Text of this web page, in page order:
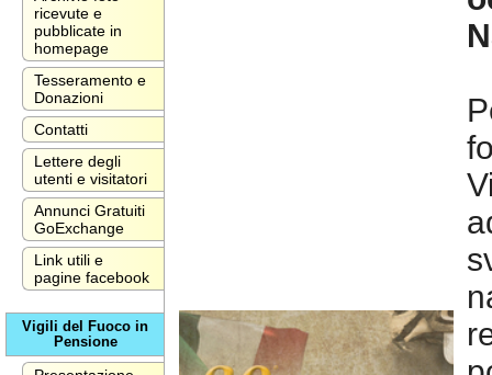
ricevute e
pubblicate in
homepage
Tesseramento e
Donazioni
Contatti
Lettere degli
utenti e visitatori
Annunci Gratuiti
GoExchange
Link utili e
pagine facebook
Vigili del Fuoco in
Pensione